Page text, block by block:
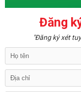
Đăng
"Đăng ký xét